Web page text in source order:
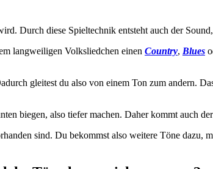
Durch diese Spieltechnik entsteht auch der
langweiligen Volksliedchen einen Country, Blues
gleitest du also von einem Ton zum andern.
biegen, also tiefer machen. Daher kommt auch der
sind. Du bekommst also weitere Töne dazu,